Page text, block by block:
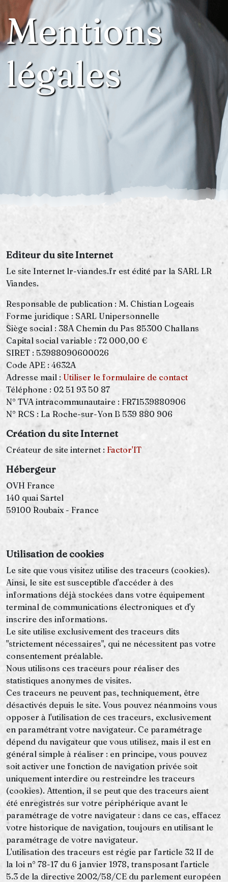
Mentions
légales
Editeur du site Internet
Le site Internet lr-viandes.fr est édité par la SARL LR
Viandes.
Responsable de publication : M. Chistian Logeais
Forme juridique : SARL Unipersonnelle
Siège social : 38A Chemin du Pas 85300 Challans
Capital social variable : 72 000,00 €
SIRET : 53988090600026
Code APE : 4632A
Adresse mail : Utiliser le formulaire de contact
Téléphone : 02 51 93 50 87
N° TVA intracommunautaire : FR71539880906
N° RCS : La Roche-sur-Yon B 539 880 906
Création du site Internet
Créateur de site internet : Factor'IT
Hébergeur
OVH France
140 quai Sartel
59100 Roubaix - France
Utilisation de cookies
Le site que vous visitez utilise des traceurs (cookies).
Ainsi, le site est susceptible d'accéder à des
informations déjà stockées dans votre équipement
terminal de communications électroniques et d'y
inscrire des informations.
Le site utilise exclusivement des traceurs dits
"strictement nécessaires", qui ne nécessitent pas votre
consentement préalable.
Nous utilisons ces traceurs pour réaliser des
statistiques anonymes de visites.
Ces traceurs ne peuvent pas, techniquement, être
désactivés depuis le site. Vous pouvez néanmoins vous
opposer à l'utilisation de ces traceurs, exclusivement
en paramétrant votre navigateur. Ce paramétrage
dépend du navigateur que vous utilisez, mais il est en
général simple à réaliser : en principe, vous pouvez
soit activer une fonction de navigation privée soit
uniquement interdire ou restreindre les traceurs
(cookies). Attention, il se peut que des traceurs aient
été enregistrés sur votre périphérique avant le
paramétrage de votre navigateur : dans ce cas, effacez
votre historique de navigation, toujours en utilisant le
paramétrage de votre navigateur.
L'utilisation des traceurs est régie par l'article 32 II de
la loi n° 78-17 du 6 janvier 1978, transposant l'article
5.3 de la directive 2002/58/CE du parlement européen